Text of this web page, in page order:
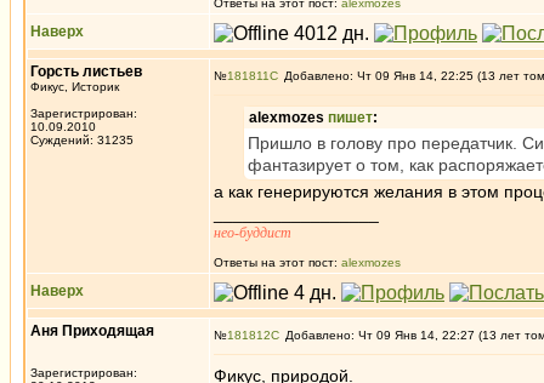
Ответы на этот пост: alexmozes
Наверх
Горсть листьев
Фикус, Историк
Зарегистрирован:
10.09.2010
Суждений: 31235
№181811 Добавлено: Чт 09 Янв 14, 22:25 (13 лет
alexmozes пишет:
Пришло в голову про передатчик.
фантазирует о том, как
а как генерируются желания в этом
нео-буддист
Ответы на этот пост: alexmozes
Наверх
Аня Приходящая
Зарегистрирован:
№181812 Добавлено: Чт 09 Янв 14, 22:27 (13 лет
Фикус, природой.